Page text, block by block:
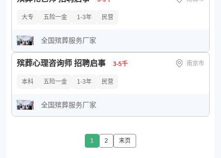
大专 五险一金 1-3年 民营
全国殡葬服务厂家
殡葬心理咨询师 招聘启事 3-5千 南京市
本科 五险一金 1-3年 民营
全国殡葬服务厂家
1 2 末页